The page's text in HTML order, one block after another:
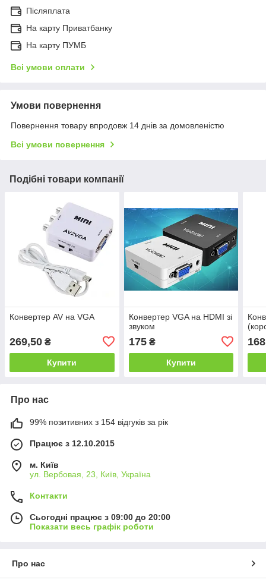
Післяплата
На карту Приватбанку
На карту ПУМБ
Всі умови оплати
Умови повернення
Повернення товару впродовж 14 днів за домовленістю
Всі умови повернення
Подібні товари компанії
Конвертер AV на VGA
269,50 ₴
Купити
Конвертер VGA на HDMI зі
звуком
175₴
Купити
168
Про нас
99% позитивних з 154 відгуків за рік
Працює з 12.10.2015
м. Київ
ул. Вербовая, 23, Київ, Україна
Контакти
Сьогодні працює з 09:00 до 20:00
Показати весь графік роботи
Про нас